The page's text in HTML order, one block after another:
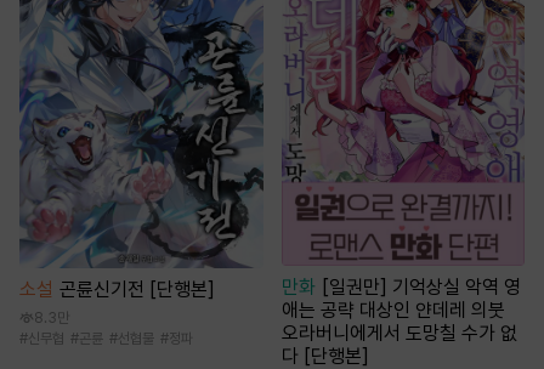
소설 곤륜신기전 [단행본]
8.3만
#신무협 #곤륜 #선협물 #정파
만화 [일권만] 기억상실 악역 영
애는 공략 대상인 얀데레 의붓
오라버니에게서 도망칠 수가 없
다 [단행본]